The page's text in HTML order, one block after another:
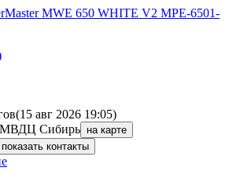
MWE 650 WHITE V2 MPE-6501-
(15 авг 2026 19:05)
МВДЦ Сибирь на карте
показать контакты